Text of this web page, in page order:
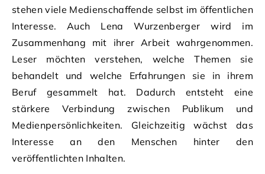
stehen viele Medienschaffende selbst im öffentlichen
Interesse. Auch Lena Wurzenberger wird im
Zusammenhang mit ihrer Arbeit wahrgenommen.
Leser möchten verstehen, welche Themen sie
behandelt und welche Erfahrungen sie in ihrem
Beruf gesammelt hat. Dadurch entsteht eine
stärkere Verbindung zwischen Publikum und
Medienpersönlichkeiten. Gleichzeitig wächst das
Interesse an den Menschen hinter den
veröffentlichten Inhalten.